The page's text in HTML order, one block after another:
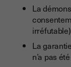
La
La
n’a pas